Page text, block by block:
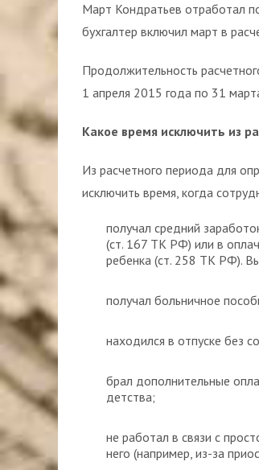
Март Кондратьев отработал
бухгалтер включил март в
Продолжительность
1 апреля 2015 года по 31
Какое время исключить из
Из расчетного периода для
исключить время, когда
получал средний
(ст. 167 ТК РФ) или в
ребенка (ст. 258 ТК РФ).
получал больничное
находился в отпуске без
брал дополнительные
детства;
не работал в связи с
него (например, из-за